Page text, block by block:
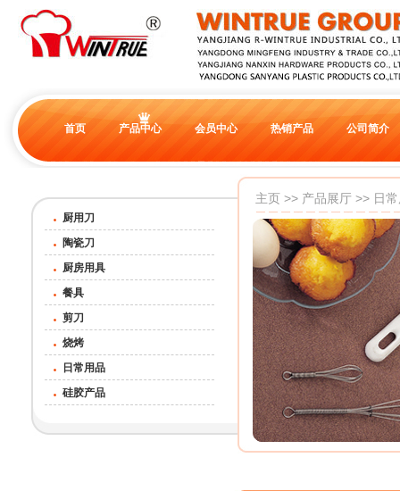
首页 产品中心 会员中心 热销产品 公司简介
厨用刀
陶瓷刀
厨房用具
餐具
剪刀
烧烤
日常用品
硅胶产品
主页 >> 产品展厅 >> 日